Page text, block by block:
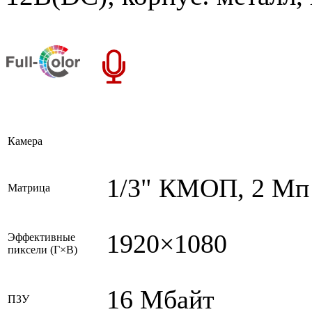
Камера
Матрица 1/3" КМОП, 2 Мп
Эффективные
пиксели (Г×В)
1920×1080
ПЗУ 16 Мбайт